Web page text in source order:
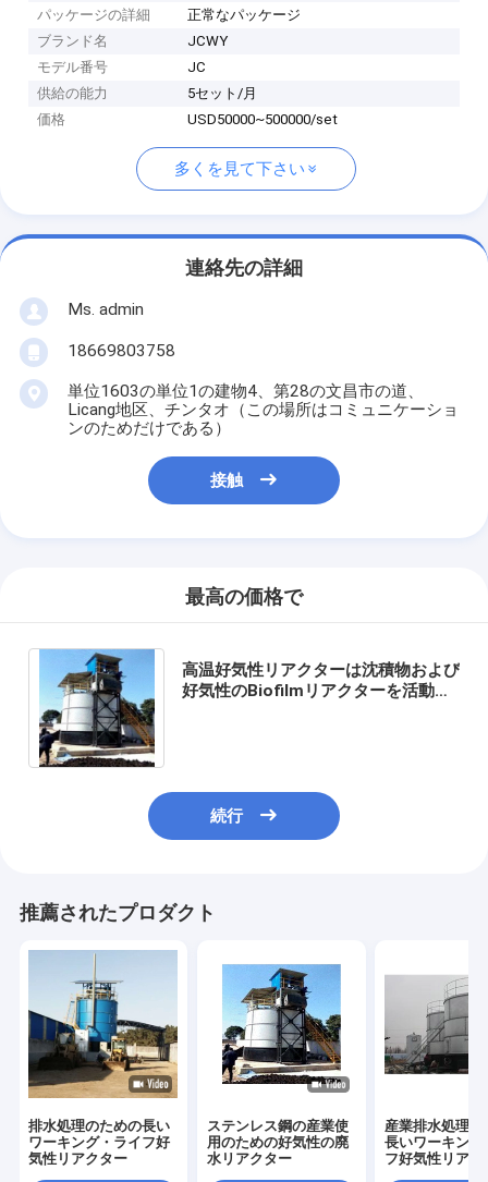
パッケージの詳細
正常なパッケージ
ブランド名
JCWY
モデル番号
JC
供給の能力
5セット/月
価格
USD50000~500000/set
多くを見て下さい
連絡先の詳細
Ms. admin
18669803758
単位1603の単位1の建物4、第28の文昌市の道、
Licang地区、チンタオ（この場所はコミュニケーショ
ンのためだけである）
接触
最高の価格で
高温好気性リアクターは沈積物および
好気性のBiofilmリアクターを活動化
続行
推薦されたプロダクト
排水処理のための長い
ワーキング・ライフ好
気性リアクター
ステンレス鋼の産業使
用のための好気性の廃
水リアクター
産業排水処理の
長いワーキング
フ好気性リアク